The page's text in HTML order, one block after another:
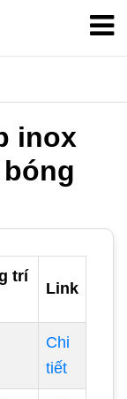
inox
trí
Link
Chi
tiết